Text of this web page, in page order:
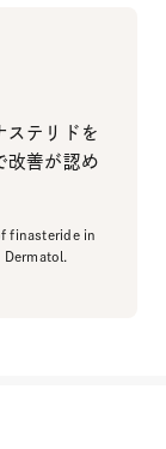
ステリドを
改善が認め
finasteride in